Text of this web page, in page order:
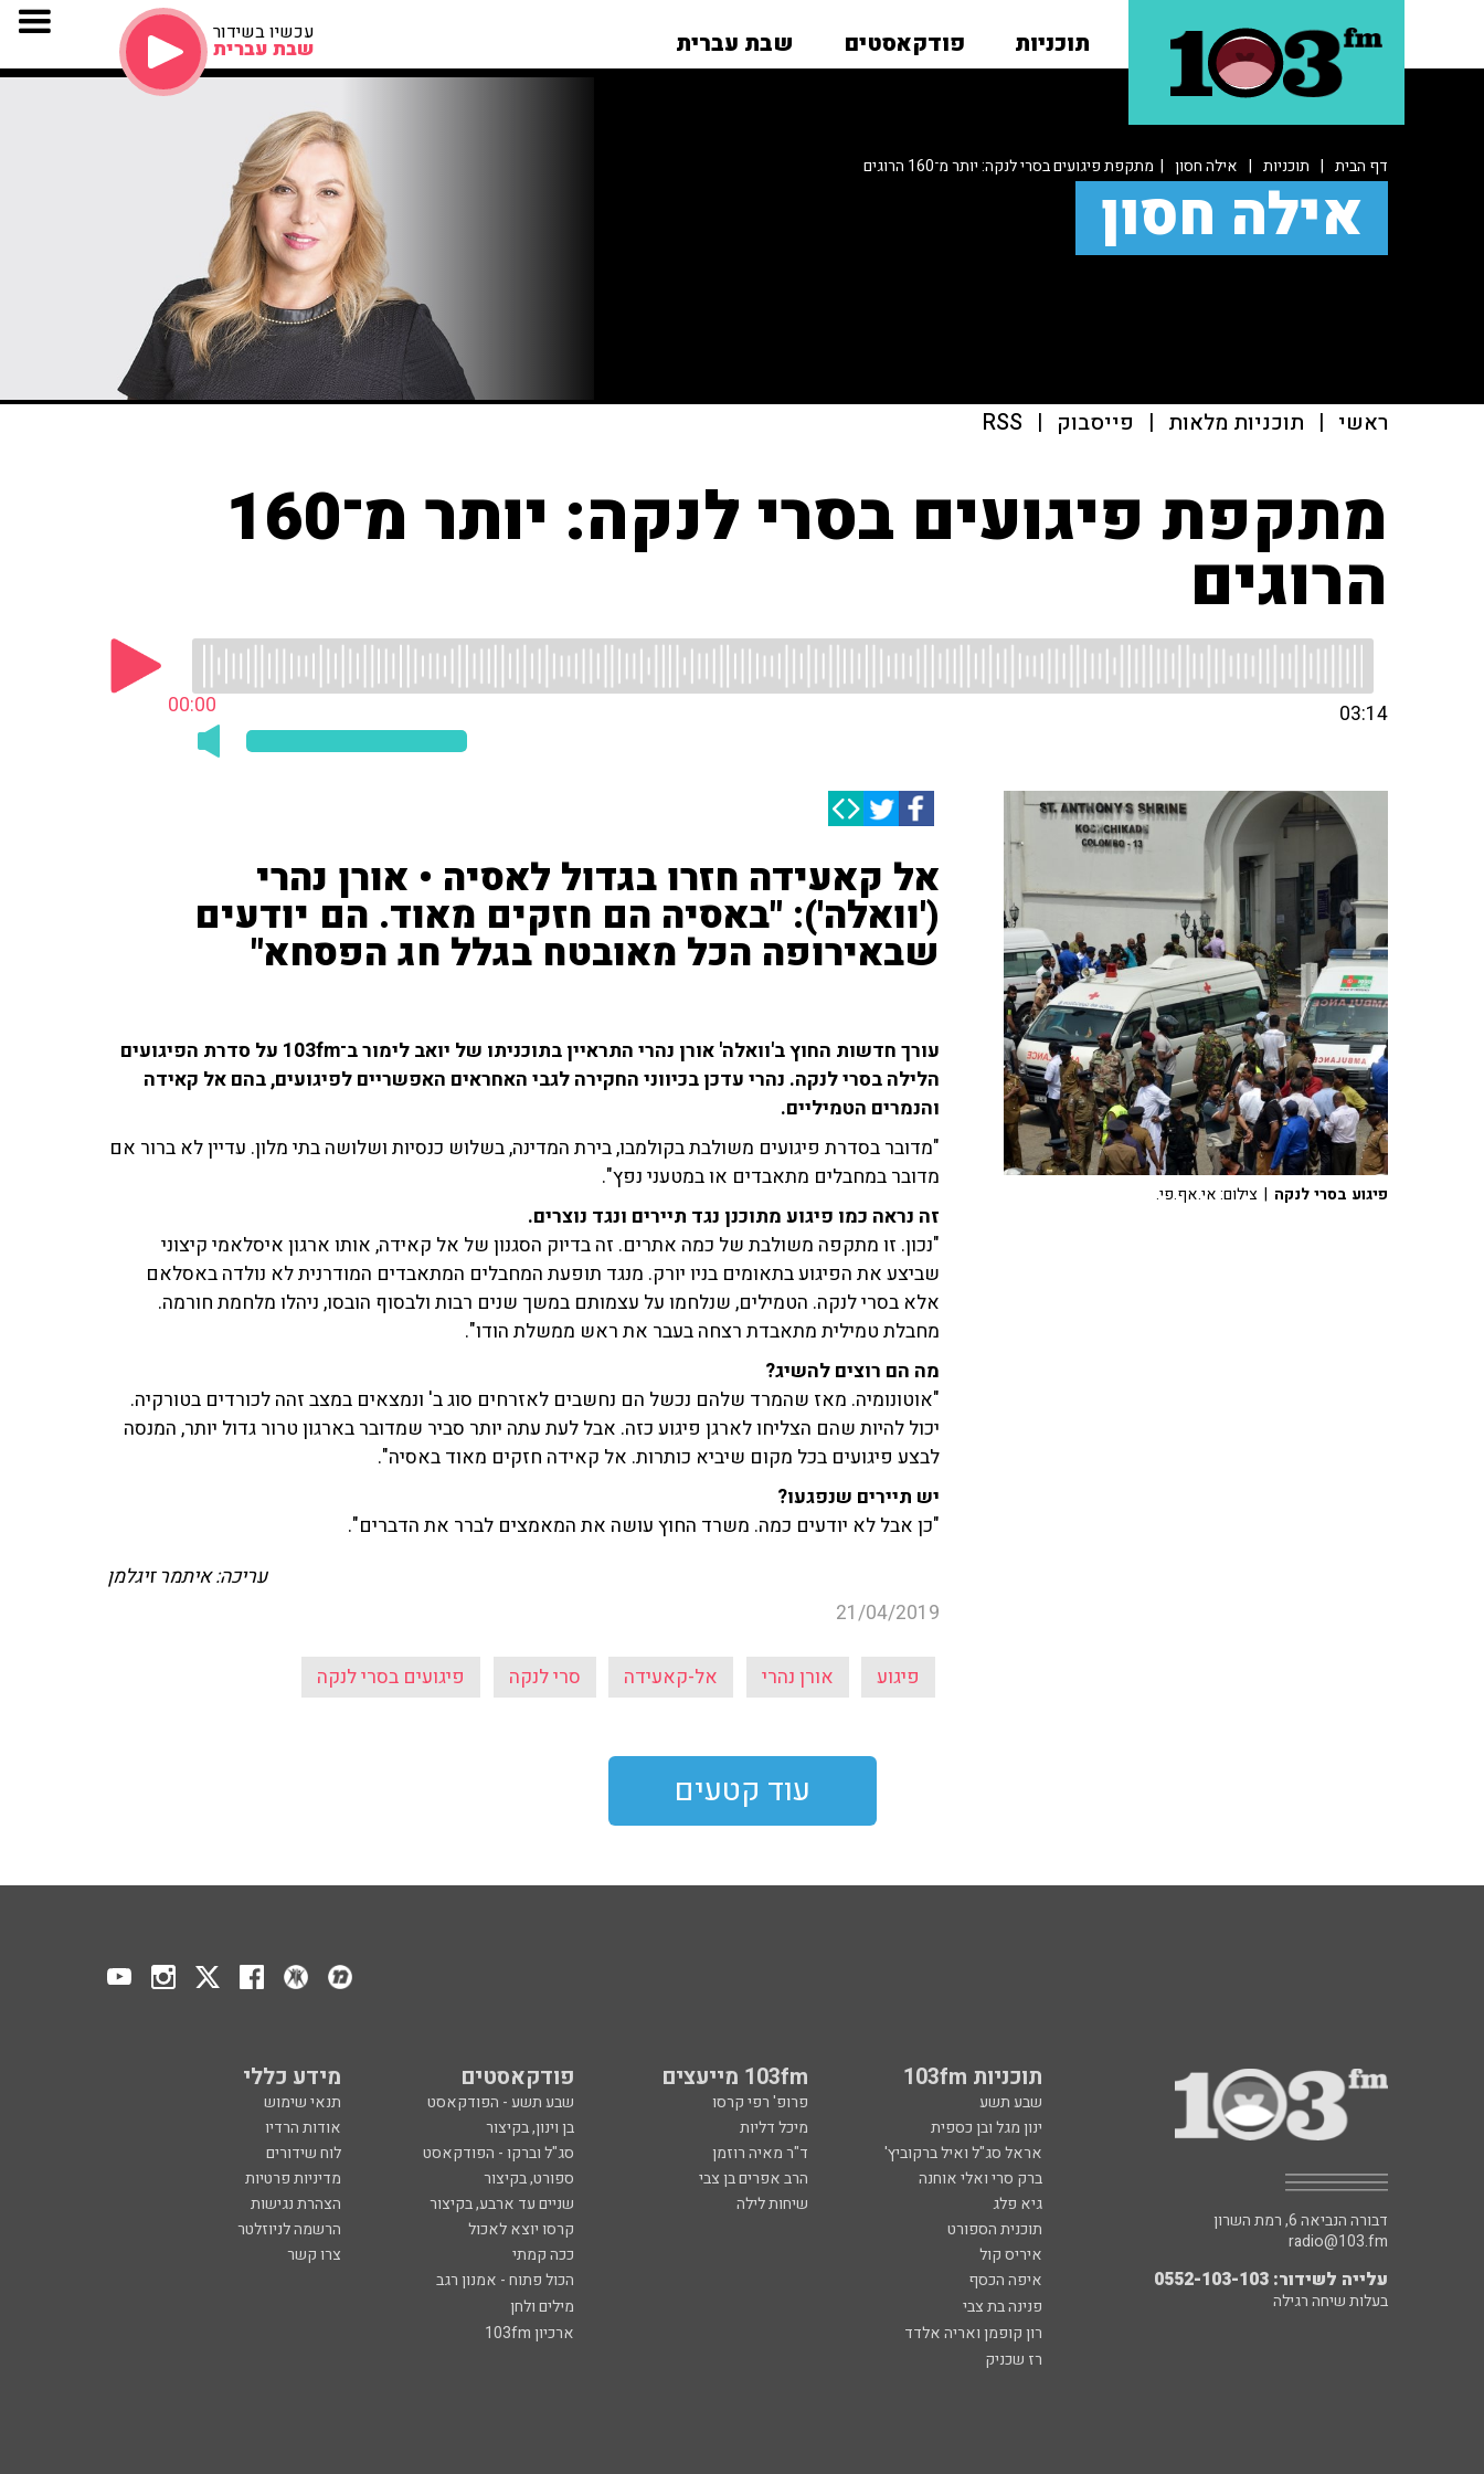
תוכניות פודקאסטים שבת עברית עכשיו בשידור
שבת עברית
דף הבית | תוכניות | אילה חסון | מתקפת פיגועים בסרי לנקה: יותר מ־160 הרוגים
אילה חסון
ראשי | תוכניות מלאות | פייסבוק |
RSS
מתקפת פיגועים בסרי לנקה: יותר מ־160
הרוגים
00:00 03:14
אל קאעידה חזרו בגדול לאסיה • אורן נהרי
('וואלה'): "באסיה הם חזקים מאוד. הם יודעים
שבאירופה הכל מאובטח בגלל חג הפסחא"
עורך חדשות החוץ ב'וואלה' אורן נהרי התראיין בתוכניתו של יואב לימור ב־103fm על סדרת הפיגועים
הלילה בסרי לנקה. נהרי עדכן בכיווני החקירה לגבי האחראים האפשריים לפיגועים, בהם אל קאידה
והנמרים הטמיליים.
"מדובר בסדרת פיגועים משולבת בקולמבו, בירת המדינה, בשלוש כנסיות ושלושה בתי מלון. עדיין לא ברור אם
מדובר במחבלים מתאבדים או במטעני נפץ".
זה נראה כמו פיגוע מתוכנן נגד תיירים ונגד נוצרים.
"נכון. זו מתקפה משולבת של כמה אתרים. זה בדיוק הסגנון של אל קאידה, אותו ארגון איסלאמי קיצוני
שביצע את הפיגוע בתאומים בניו יורק. מנגד תופעת המחבלים המתאבדים המודרנית לא נולדה באסלאם
אלא בסרי לנקה. הטמילים, שנלחמו על עצמותם במשך שנים רבות ולבסוף הובסו, ניהלו מלחמת חורמה.
מחבלת טמילית מתאבדת רצחה בעבר את ראש ממשלת הודו".
מה הם רוצים להשיג?
"אוטונומיה. מאז שהמרד שלהם נכשל הם נחשבים לאזרחים סוג ב' ונמצאים במצב זהה לכורדים בטורקיה.
יכול להיות שהם הצליחו לארגן פיגוע כזה. אבל לעת עתה יותר סביר שמדובר בארגון טרור גדול יותר, המנסה
לבצע פיגועים בכל מקום שיביא כותרות. אל קאידה חזקים מאוד באסיה".
יש תיירים שנפגעו?
"כן אבל לא יודעים כמה. משרד החוץ עושה את המאמצים לברר את הדברים".
עריכה: איתמר זיגלמן
21/04/2019
פיגוע אורן נהרי אל-קאעידה סרי לנקה פיגועים בסרי לנקה
פיגוע בסרי לנקה | צילום: אי.אף.פי.
עוד קטעים
תוכניות 103fm 103fm מייעצים פודקאסטים מידע כללי
שבע תשע פרופ' רפי קרסו שבע תשע - הפודקאסט
תנאי שימוש
ינון מגל ובן כספית
מיכל דליות בן וינון, בקיצור
אודות הרדיו
אראל סג"ל ואיל ברקוביץ'
ד"ר מאיה רוזמן סג"ל וברקו - הפודקאסט
לוח שידורים
ברק סרי ואלי אוחנה
הרב אפרים בן צבי ספורט, בקיצור
מדיניות פרטיות
גיא פלג
שיחות לילה שניים עד ארבע, בקיצור
הצהרת נגישות
תוכנית הספורט
קרסו יוצא לאכול
הרשמה לניוזלטר
איריס קול
ככה קמתי
צרו קשר
איפה הכסף
הכול פתוח - אמנון רגב
פנינה בת צבי
מילים ולחן
רון קופמן ואריה אלדד
ארכיון 103fm
רז שכניק
דבורה הנביאה 6, רמת השרון
radio@103.fm
עלייה לשידור: 0552-103-103
בעלות שיחה רגילה